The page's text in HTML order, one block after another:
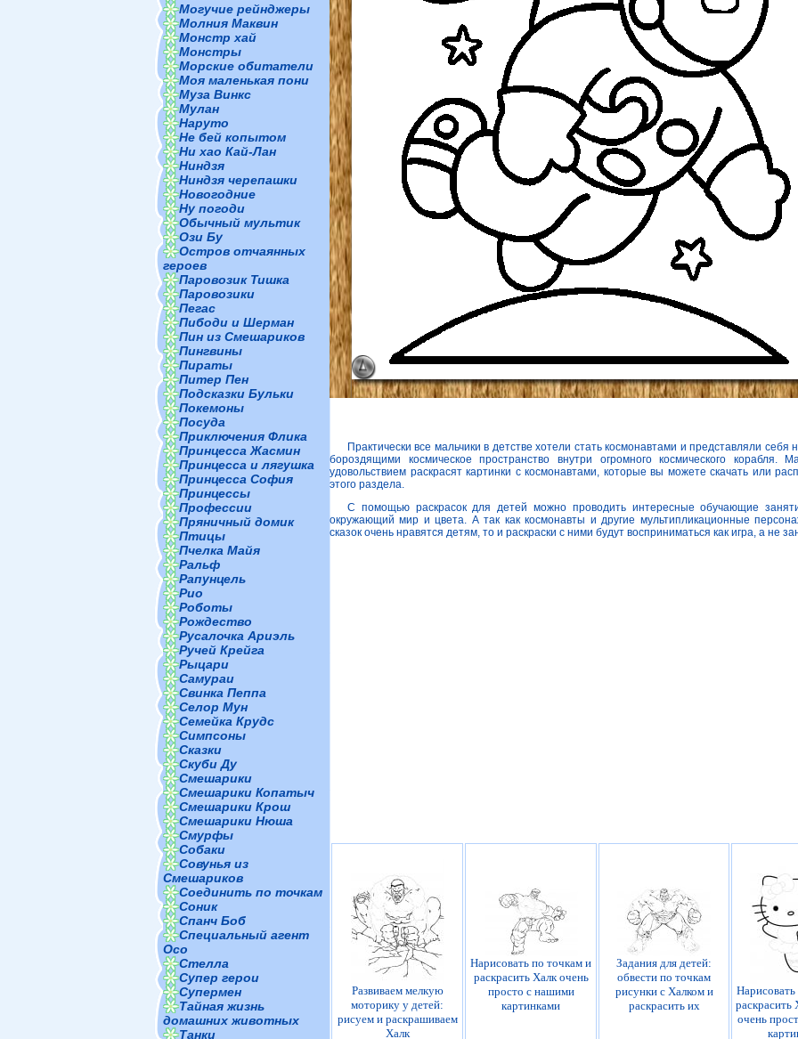
Могучие рейнджеры
Молния Маквин
Монстр хай
Монстры
Морские обитатели
Моя маленькая пони
Муза Винкс
Мулан
Наруто
Не бей копытом
Ни хао Кай-Лан
Ниндзя
Ниндзя черепашки
Новогодние
Ну погоди
Обычный мультик
Ози Бу
Остров отчаянных
героев
Паровозик Тишка
Паровозики
Пегас
Пибоди и Шерман
Пин из Смешариков
Пингвины
Пираты
Питер Пен
Подсказки Бульки
Покемоны
Посуда
Приключения Флика
Принцесса Жасмин
Принцесса и лягушка
Принцесса София
Принцессы
Профессии
Пряничный домик
Птицы
Пчелка Майя
Ральф
Рапунцель
Рио
Роботы
Рождество
Русалочка Ариэль
Ручей Крейга
Рыцари
Самураи
Свинка Пеппа
Селор Мун
Семейка Крудс
Симпсоны
Сказки
Скуби Ду
Смешарики
Смешарики Копатыч
Смешарики Крош
Смешарики Нюша
Смурфы
Собаки
Совунья из
Смешариков
Соединить по точкам
Соник
Спанч Боб
Специальный агент
Осо
Стелла
Супер герои
Супермен
Тайная жизнь
домашних животных
Танки
Практически все мальчики в детстве хотели стать космонавтами и представляли себя
бороздящими космическое пространство внутри огромного космического корабля.
удовольствием раскрасят картинки с космонавтами, которые вы можете скачать или
этого раздела.
С помощью раскрасок для детей можно проводить интересные обучающие
окружающий мир и цвета. А так как космонавты и другие мультипликационные
сказок очень нравятся детям, то и раскраски с ними будут восприниматься как игра, а не
Развиваем мелкую
моторику у детей:
рисуем и раскрашиваем
Халк
Нарисовать по точкам и
раскрасить Халк очень
просто с нашими
картинками
Задания для детей:
обвести по точкам
рисунки с Халком и
раскрасить их
раскрасить
очень